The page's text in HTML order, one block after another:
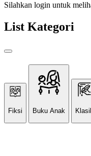
Silahkan login untuk
List Kategori
Fiksi Buku Anak